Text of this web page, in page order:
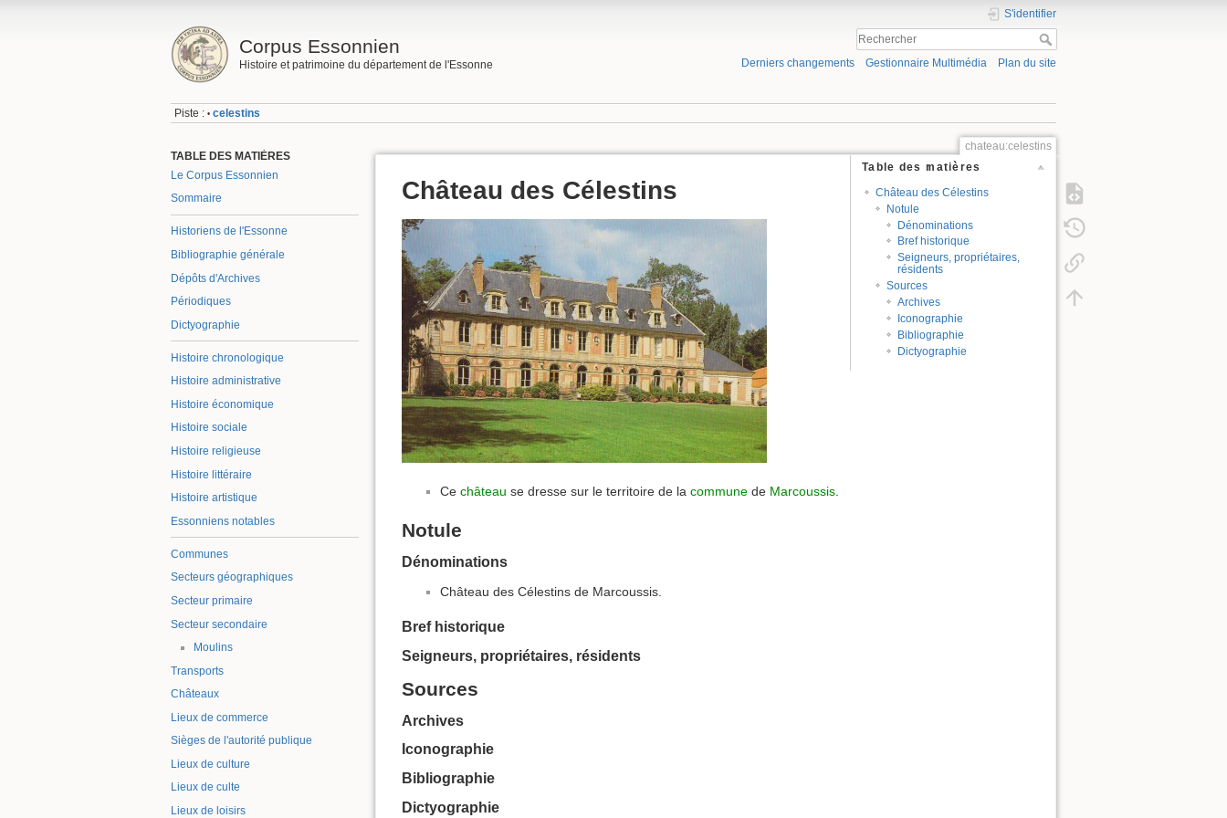
Corpus Essonnien
Histoire et patrimoine du département de l'Essonne
S'identifier
Derniers changements Gestionnaire Multimédia Plan du site
Piste : • celestins
TABLE DES MATIÈRES
Le Corpus Essonnien
Sommaire
Historiens de l'Essonne
Bibliographie générale
Dépôts d'Archives
Périodiques
Dictyographie
Histoire chronologique
Histoire administrative
Histoire économique
Histoire sociale
Histoire religieuse
Histoire littéraire
Histoire artistique
Essonniens notables
Communes
Secteurs géographiques
Secteur primaire
Secteur secondaire
Moulins
Transports
Châteaux
Lieux de commerce
Sièges de l'autorité publique
Lieux de culture
Lieux de culte
Lieux de loisirs
chateau:celestins
Table des matières
Château des Célestins
Notule
Dénominations
Bref historique
Seigneurs, propriétaires,
résidents
Sources
Archives
Iconographie
Bibliographie
Dictyographie
Château des Célestins
Ce château se dresse sur le territoire de la commune de Marcoussis.
Notule
Dénominations
Château des Célestins de Marcoussis.
Bref historique
Seigneurs, propriétaires, résidents
Sources
Archives
Iconographie
Bibliographie
Dictyographie